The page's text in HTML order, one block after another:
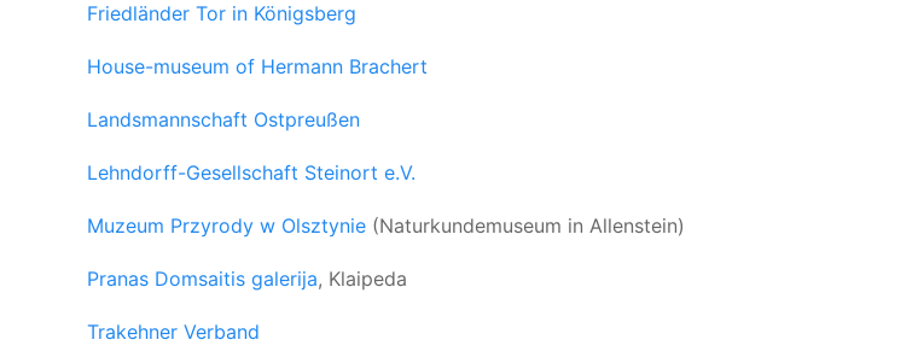
Friedländer Tor in Königsberg
House-museum of Hermann Brachert
Landsmannschaft Ostpreußen
Lehndorff-Gesellschaft Steinort e.V.
Muzeum Przyrody w Olsztynie (Naturkundemuseum in Allenstein)
Pranas Domsaitis galerija, Klaipeda
Trakehner Verband